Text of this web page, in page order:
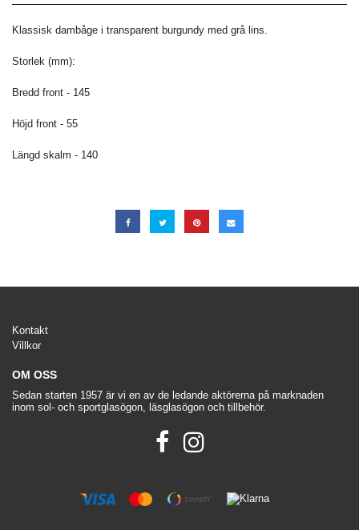
Klassisk dambåge i transparent burgundy med grå lins.
Storlek (mm):
Bredd front - 145
Höjd front - 55
Längd skalm - 140
Kontakt
Villkor
OM OSS
Sedan starten 1957 är vi en av de ledande aktörerna på marknaden
inom sol- och sportglasögon, läsglasögon och tillbehör.